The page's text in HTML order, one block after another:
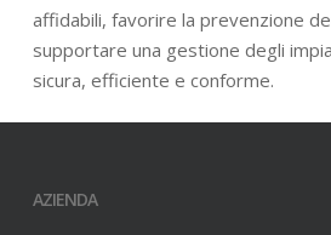
affidabili, favorire la prevenzione
supportare una gestione degli
sicura, efficiente e conforme.
AZIENDA